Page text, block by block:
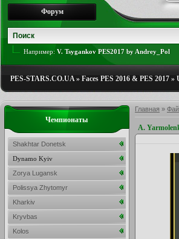
Форум
Например: V. Tsygankov PES2017 by Andrey_Pol
PES-STARS.CO.UA» Faces PES 2016 & PES 2017 »
Главная »
A.
Чемпионаты
Shakhtar Donetsk
Dynamo Kyiv
Zorya Lugansk
Polissya Zhytomyr
Kharkiv
Kryvbas
Kolos